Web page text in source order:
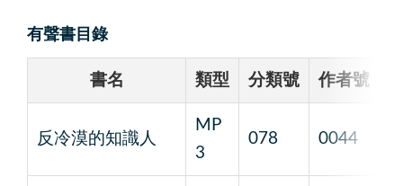
有聲書目錄
書名 類型 分類號 作者號
反冷漠的知識人
MP
3
078 0044